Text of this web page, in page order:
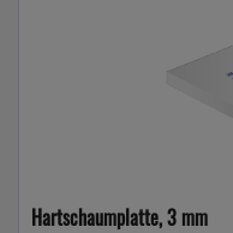
Hartschaumplatte, 3 mm